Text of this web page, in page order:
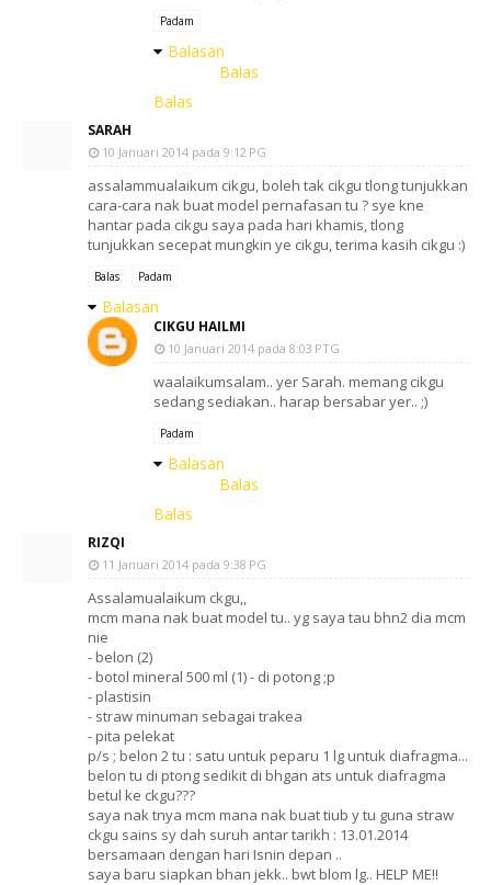
Padam
Balasan
Balas
Balas
SARAH
10 Januari 2014 pada 9:12 PG
assalammualaikum cikgu, boleh tak cikgu tlong tunjukkan
cara-cara nak buat model pernafasan tu ? sye kne
hantar pada cikgu saya pada hari khamis, tlong
tunjukkan secepat mungkin ye cikgu, terima kasih cikgu :)
Balas Padam
Balasan
CIKGU HAILMI
10 Januari 2014 pada 8:03 PTG
waalaikumsalam.. yer Sarah. memang cikgu
sedang sediakan.. harap bersabar yer.. ;)
Padam
Balasan
Balas
Balas
RIZQI
11 Januari 2014 pada 9:38 PG
Assalamualaikum ckgu,,
mcm mana nak buat model tu.. yg saya tau bhn2 dia mcm
nie
- belon (2)
- botol mineral 500 ml (1) - di potong ;p
- plastisin
- straw minuman sebagai trakea
- pita pelekat
p/s ; belon 2 tu : satu untuk peparu 1 lg untuk diafragma...
belon tu di ptong sedikit di bhgan ats untuk diafragma
betul ke ckgu???
saya nak tnya mcm mana nak buat tiub y tu guna straw
ckgu sains sy dah suruh antar tarikh : 13.01.2014
bersamaan dengan hari Isnin depan ..
saya baru siapkan bhan jekk.. bwt blom lg.. HELP ME!!